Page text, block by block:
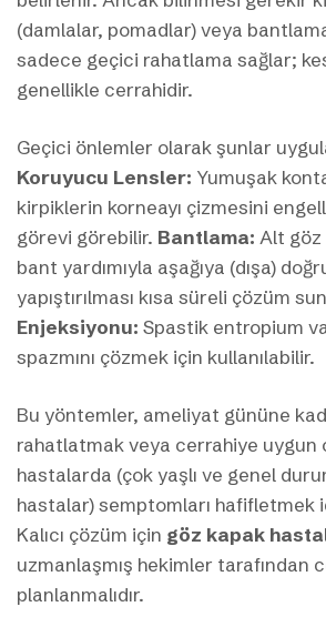
(damlalar, pomadlar) veya
sadece geçici rahatlama sağlar;
genellikle cerrahidir.
Geçici önlemler olarak şunlar
Koruyucu Lensler: Yumuşak
kirpiklerin korneayı çizmesini
görevi görebilir. Bantlama: Alt göz
bant yardımıyla aşağıya (dışa)
yapıştırılması kısa süreli çözüm
Enjeksiyonu: Spastik entropium
spazmını çözmek için kullanılabilir.
Bu yöntemler, ameliyat gününe
rahatlatmak veya cerrahiye uygun
hastalarda (çok yaşlı ve genel
hastalar) semptomları hafifletmek
Kalıcı çözüm için göz kapak
uzmanlaşmış hekimler tarafından
planlanmalıdır.